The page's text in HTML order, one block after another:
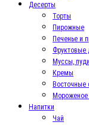
Десерты
Торты
Пирожные
Печенье и
Фруктовые
Муссы,
Кремы
Восточные
Мороженое
Напитки
Чай